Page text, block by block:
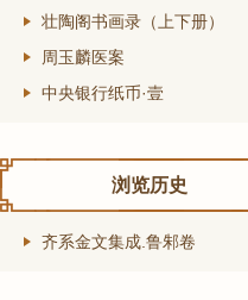
壮陶阁书画录（上下册）
周玉麟医案
中央银行纸币·壹
浏览历史
齐系金文集成.鲁邾卷